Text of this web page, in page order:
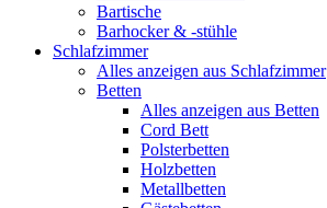
Bartische
Barhocker & -stühle
Schlafzimmer
Alles anzeigen aus Schlafzimmer
Betten
Alles anzeigen aus Betten
Cord Bett
Polsterbetten
Holzbetten
Metallbetten